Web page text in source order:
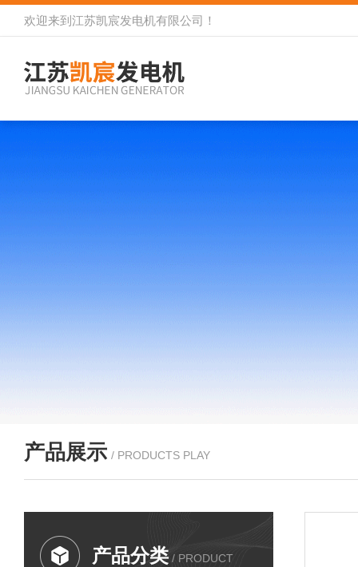
欢迎来到 江苏凯宸发电机有限公司 ！
产品展示 / PRODUCTS PLAY
产品分类 / PRODUCT